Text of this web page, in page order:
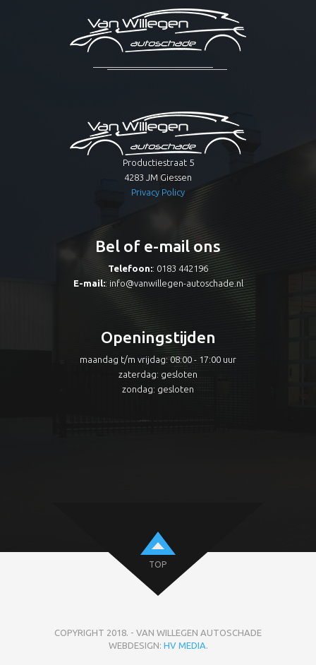
Productiestraat 5
4283 JM Giessen
Privacy Policy
Bel of e-mail ons
Telefoon:: 0183 442196
E-mail:: info@vanwillegen-autoschade.nl
Openingstijden
maandag t/m vrijdag: 08:00 - 17:00 uur
zaterdag: gesloten
zondag: gesloten
TOP
COPYRIGHT 2018. - VAN WILLEGEN AUTOSCHADE
WEBDESIGN: HV MEDIA.